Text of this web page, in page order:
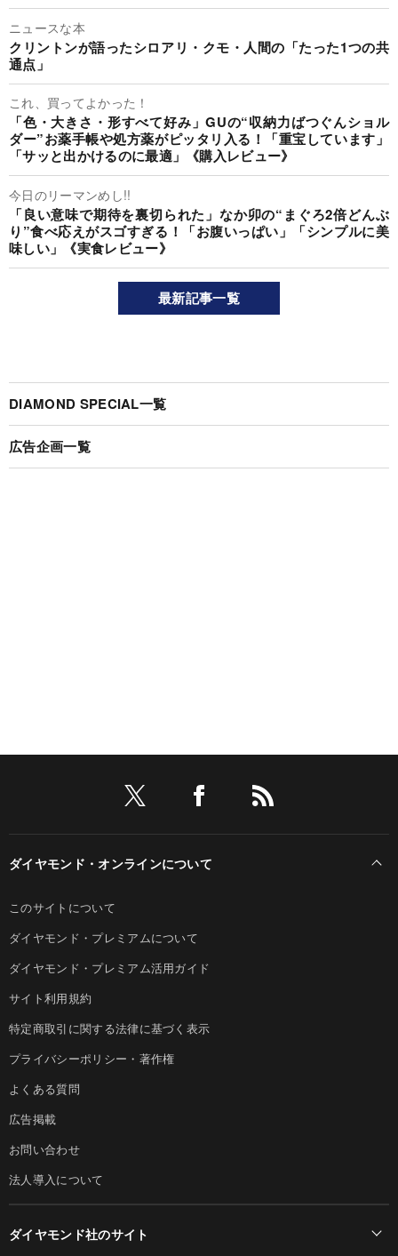
ニュースな本
クリントンが語ったシロアリ・クモ・人間の「たった1つの共
通点」
これ、買ってよかった！
「色・大きさ・形すべて好み」GUの“収納力ばつぐんショル
ダー”お薬手帳や処方薬がピッタリ入る！「重宝しています」
「サッと出かけるのに最適」《購入レビュー》
今日のリーマンめし!!
「良い意味で期待を裏切られた」なか卯の“まぐろ2倍どんぶ
り”食べ応えがスゴすぎる！「お腹いっぱい」「シンプルに美
味しい」《実食レビュー》
最新記事一覧
DIAMOND SPECIAL一覧
広告企画一覧
ダイヤモンド・オンラインについて
このサイトについて
ダイヤモンド・プレミアムについて
ダイヤモンド・プレミアム活用ガイド
サイト利用規約
特定商取引に関する法律に基づく表示
プライバシーポリシー・著作権
よくある質問
広告掲載
お問い合わせ
法人導入について
ダイヤモンド社のサイト